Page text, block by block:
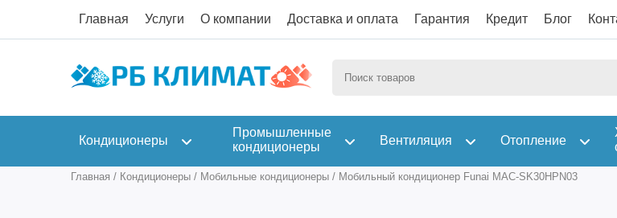
Главная Услуги О компании Доставка и оплата Гарантия Кредит Блог
Кондиционеры
Промышленные
кондиционеры
Вентиляция Отопление
Главная / Кондиционеры / Мобильные кондиционеры / Мобильный кондиционер Funai MAC-SK30HPN03